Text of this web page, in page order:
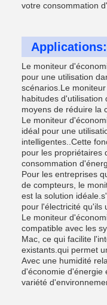
votre consommation
Applications:
Le moniteur
pour une utilisation
scénarios.Le
habitudes d'utilisation
moyens de réduire la
Le moniteur
idéal pour une
intelligentes..Cette
pour les propriétaires
consommation
Pour les entreprises
de compteurs, le
est la solution
pour l'électricité qu'ils
Le moniteur
compatible avec les
Mac, ce qui facilite
existants.qui permet
Avec une humidité
d'économie d'énergie
variété